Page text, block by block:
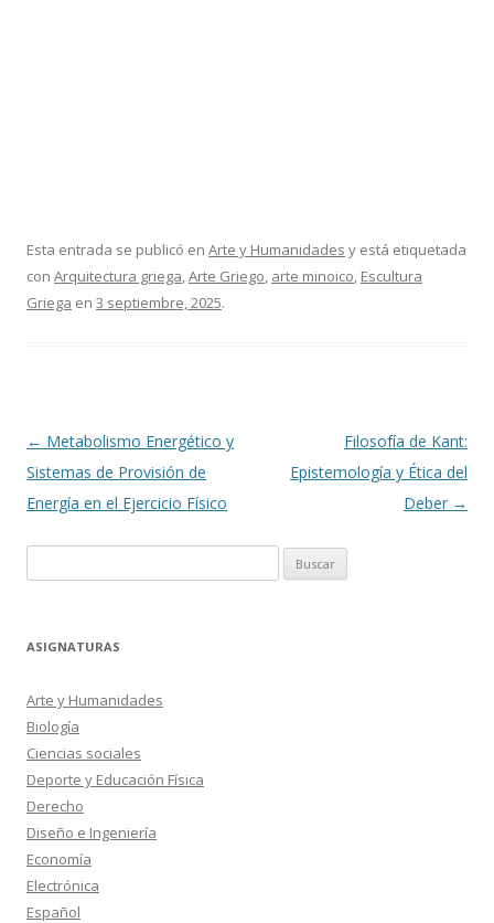
Esta entrada se publicó en Arte y Humanidades y está etiquetada
con Arquitectura griega,Arte Griego, arte minoico, Escultura
Griega en 3 septiembre, 2025.
Navegación
de
entradas
← Metabolismo Energético y
Sistemas de Provisión de
Energía en el Ejercicio Físico
Filosofía de Kant:
Epistemología y Ética del
Deber →
ASIGNATURAS
Arte y Humanidades
Biología
Ciencias sociales
Deporte y Educación Física
Derecho
Diseño e Ingeniería
Economía
Electrónica
Español